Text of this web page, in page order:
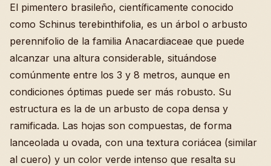
El pimentero brasileño, científicamente conocido
como Schinus terebinthifolia, es un árbol o arbusto
perennifolio de la familia Anacardiaceae que puede
alcanzar una altura considerable, situándose
comúnmente entre los 3 y 8 metros, aunque en
condiciones óptimas puede ser más robusto. Su
estructura es la de un arbusto de copa densa y
ramificada. Las hojas son compuestas, de forma
lanceolada u ovada, con una textura coriácea (similar
al cuero) y un color verde intenso que resalta su